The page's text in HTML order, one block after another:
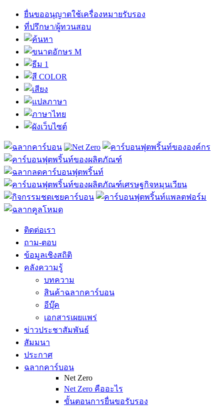
ยื่นขออนุญาตใช้เครื่องหมายรับรอง
ที่ปรึกษา/ผู้ทวนสอบ
ติดต่อเรา
ถาม-ตอบ
ข้อมูลเชิงสถิติ
คลังความรู้
บทความ
สินค้าฉลากคาร์บอน
อีบุ๊ค
เอกสารเผยแพร่
ข่าวประชาสัมพันธ์
สัมมนา
ประกาศ
ฉลากคาร์บอน
Net Zero
Net Zero คืออะไร
ขั้นตอนการยื่นขอรับรอง